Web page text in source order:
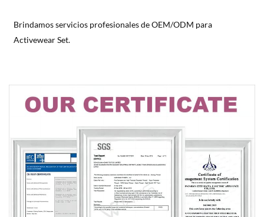
Brindamos servicios profesionales de OEM/ODM para
Activewear Set.